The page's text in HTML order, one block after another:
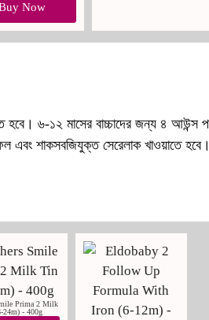
Now
হবে। ৬-১২ মাসের বাচ্চাদের জন্য ৪ আউন্স
এবং শাকসবজিযুক্ত সেরেলাক খাওয়াতে
Prima 2 Milk
24m) - 400g